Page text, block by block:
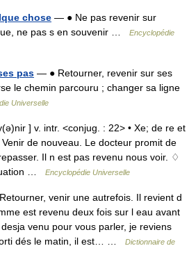
chose — ● Ne pas revenir sur
ne pas s en souvenir …
Encyclopédie
pas — ● Retourner, revenir sur ses
le chemin parcouru ; changer sa ligne
Universelle
] v. intr. <conjug. : 22> • Xe; de re et
de nouveau. Le docteur promit de
Il n est pas revenu nous voir. ♢
…
Encyclopédie Universelle
venir une autrefois. Il revient d
est revenu deux fois sur l eau avant
venu pour vous parler, je reviens
dés le matin, il est… …
Dictionnaire de